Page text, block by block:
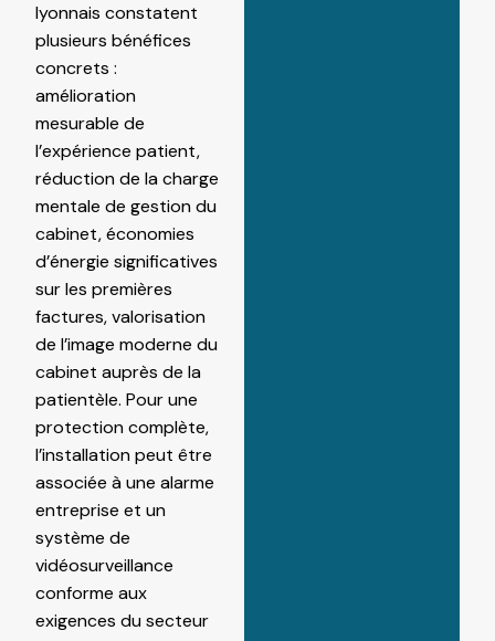
lyonnais constatent
plusieurs bénéfices
concrets :
amélioration
mesurable de
l’expérience patient,
réduction de la charge
mentale de gestion du
cabinet, économies
d’énergie significatives
sur les premières
factures, valorisation
de l’image moderne du
cabinet auprès de la
patientèle. Pour une
protection complète,
l’installation peut être
associée à unealarme
entreprise et un
système de
vidéosurveillance
conforme aux
exigences du secteur